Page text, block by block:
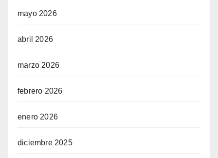
mayo 2026
abril 2026
marzo 2026
febrero 2026
enero 2026
diciembre 2025